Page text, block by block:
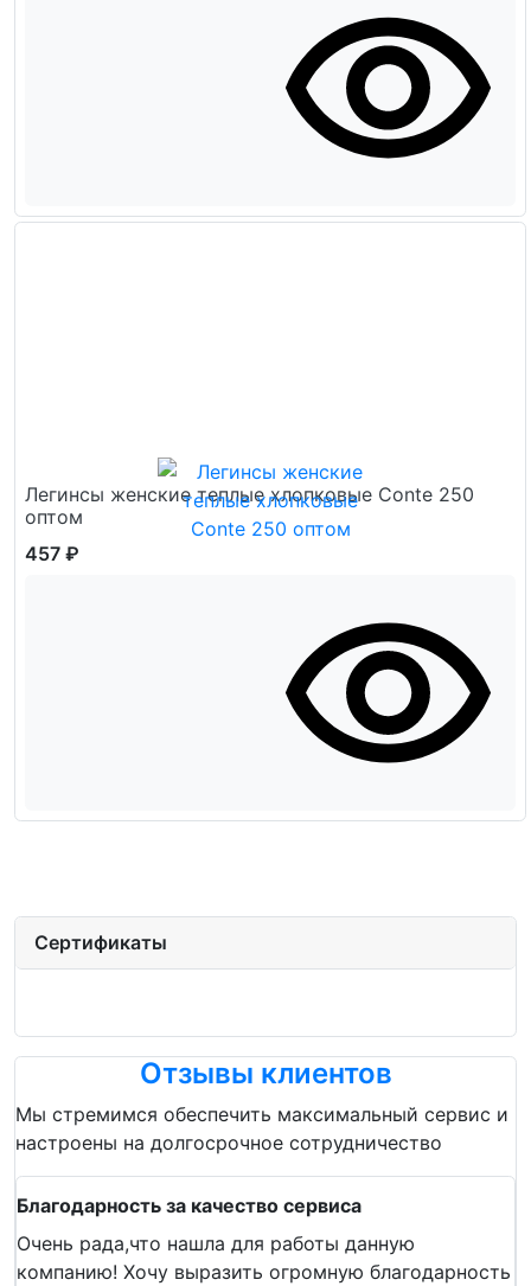
Легинсы женские теплые хлопковые Conte 250
оптом
457 ₽
Сертификаты
Отзывы клиентов
Мы стремимся обеспечить максимальный сервис и
настроены на долгосрочное сотрудничество
Благодарность за качество сервиса
Очень рада,что нашла для работы данную
компанию! Хочу выразить огромную благодарность